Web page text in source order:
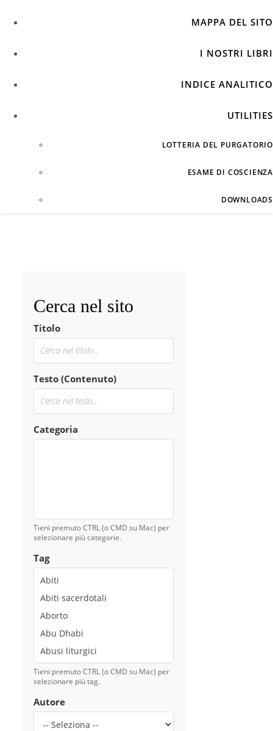
MAPPA DEL SITO
I NOSTRI LIBRI
INDICE ANALITICO
UTILITIES
LOTTERIA DEL PURGATORIO
ESAME DI COSCIENZA
DOWNLOADS
Cerca nel sito
Titolo
Testo (Contenuto)
Categoria
Tieni premuto CTRL (o CMD su Mac) per
selezionare più categorie.
Tag
Tieni premuto CTRL (o CMD su Mac) per
selezionare più tag.
Autore